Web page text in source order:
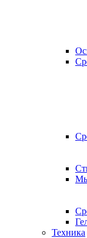
Техника